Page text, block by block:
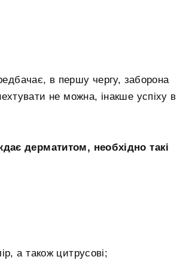
в першу чергу, заборона
не можна, інакше успіху в
дерматитом, необхідно такі
а також цитрусові;